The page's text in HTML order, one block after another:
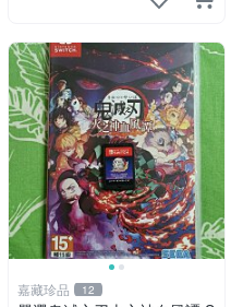
嘉藏珍品 12